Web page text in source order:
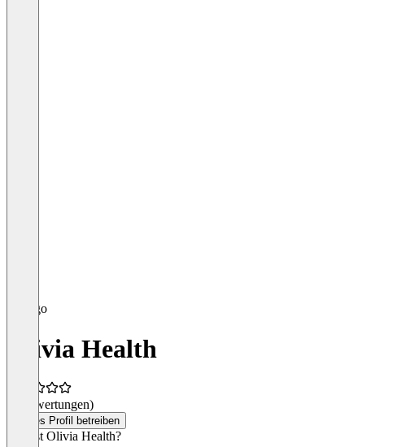
Olivia Health
(0 Bewertungen)
Dieses Profil betreiben
Was ist Olivia Health?